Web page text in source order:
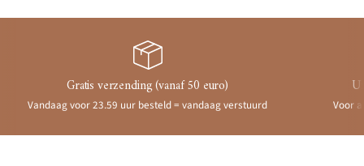
Gratis verzending (vanaf 50 euro)
Vandaag voor 23.59 uur besteld = vandaag verstuurd Voor